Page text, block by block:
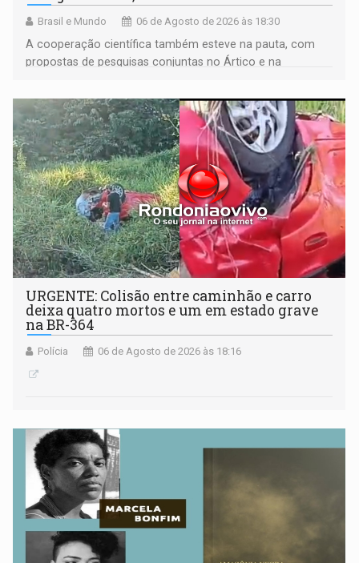
Brasil e Mundo 06 de Agosto de 2026 às 18:30
A cooperação científica também esteve na pauta, com
propostas de pesquisas conjuntas no Ártico e na
URGENTE: Colisão entre caminhão e carro
deixa quatro mortos e um em estado grave
na BR-364
Polícia 06 de Agosto de 2026 às 18:16